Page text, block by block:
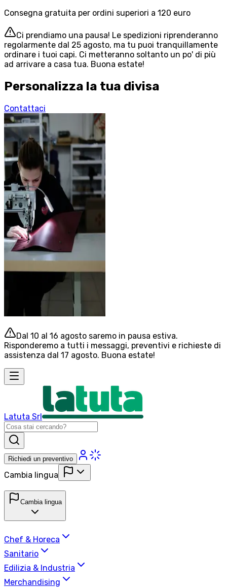
Consegna gratuita per ordini superiori a 120 euro
Ci prendiamo una pausa! Le spedizioni riprenderanno
regolarmente dal 25 agosto, ma tu puoi tranquillamente
ordinare i tuoi capi. Ci metteranno soltanto un po' di più
ad arrivare a casa tua. Buona estate!
Personalizza la tua divisa
Contattaci
Dal 10 al 16 agosto saremo in pausa estiva.
Risponderemo a tutti i messaggi, preventivi e richieste di
assistenza dal 17 agosto. Buona estate!
Latuta Srl
Richiedi un preventivo
Cambia lingua
Cambia lingua
Chef & Horeca
Sanitario
Edilizia & Industria
Merchandising